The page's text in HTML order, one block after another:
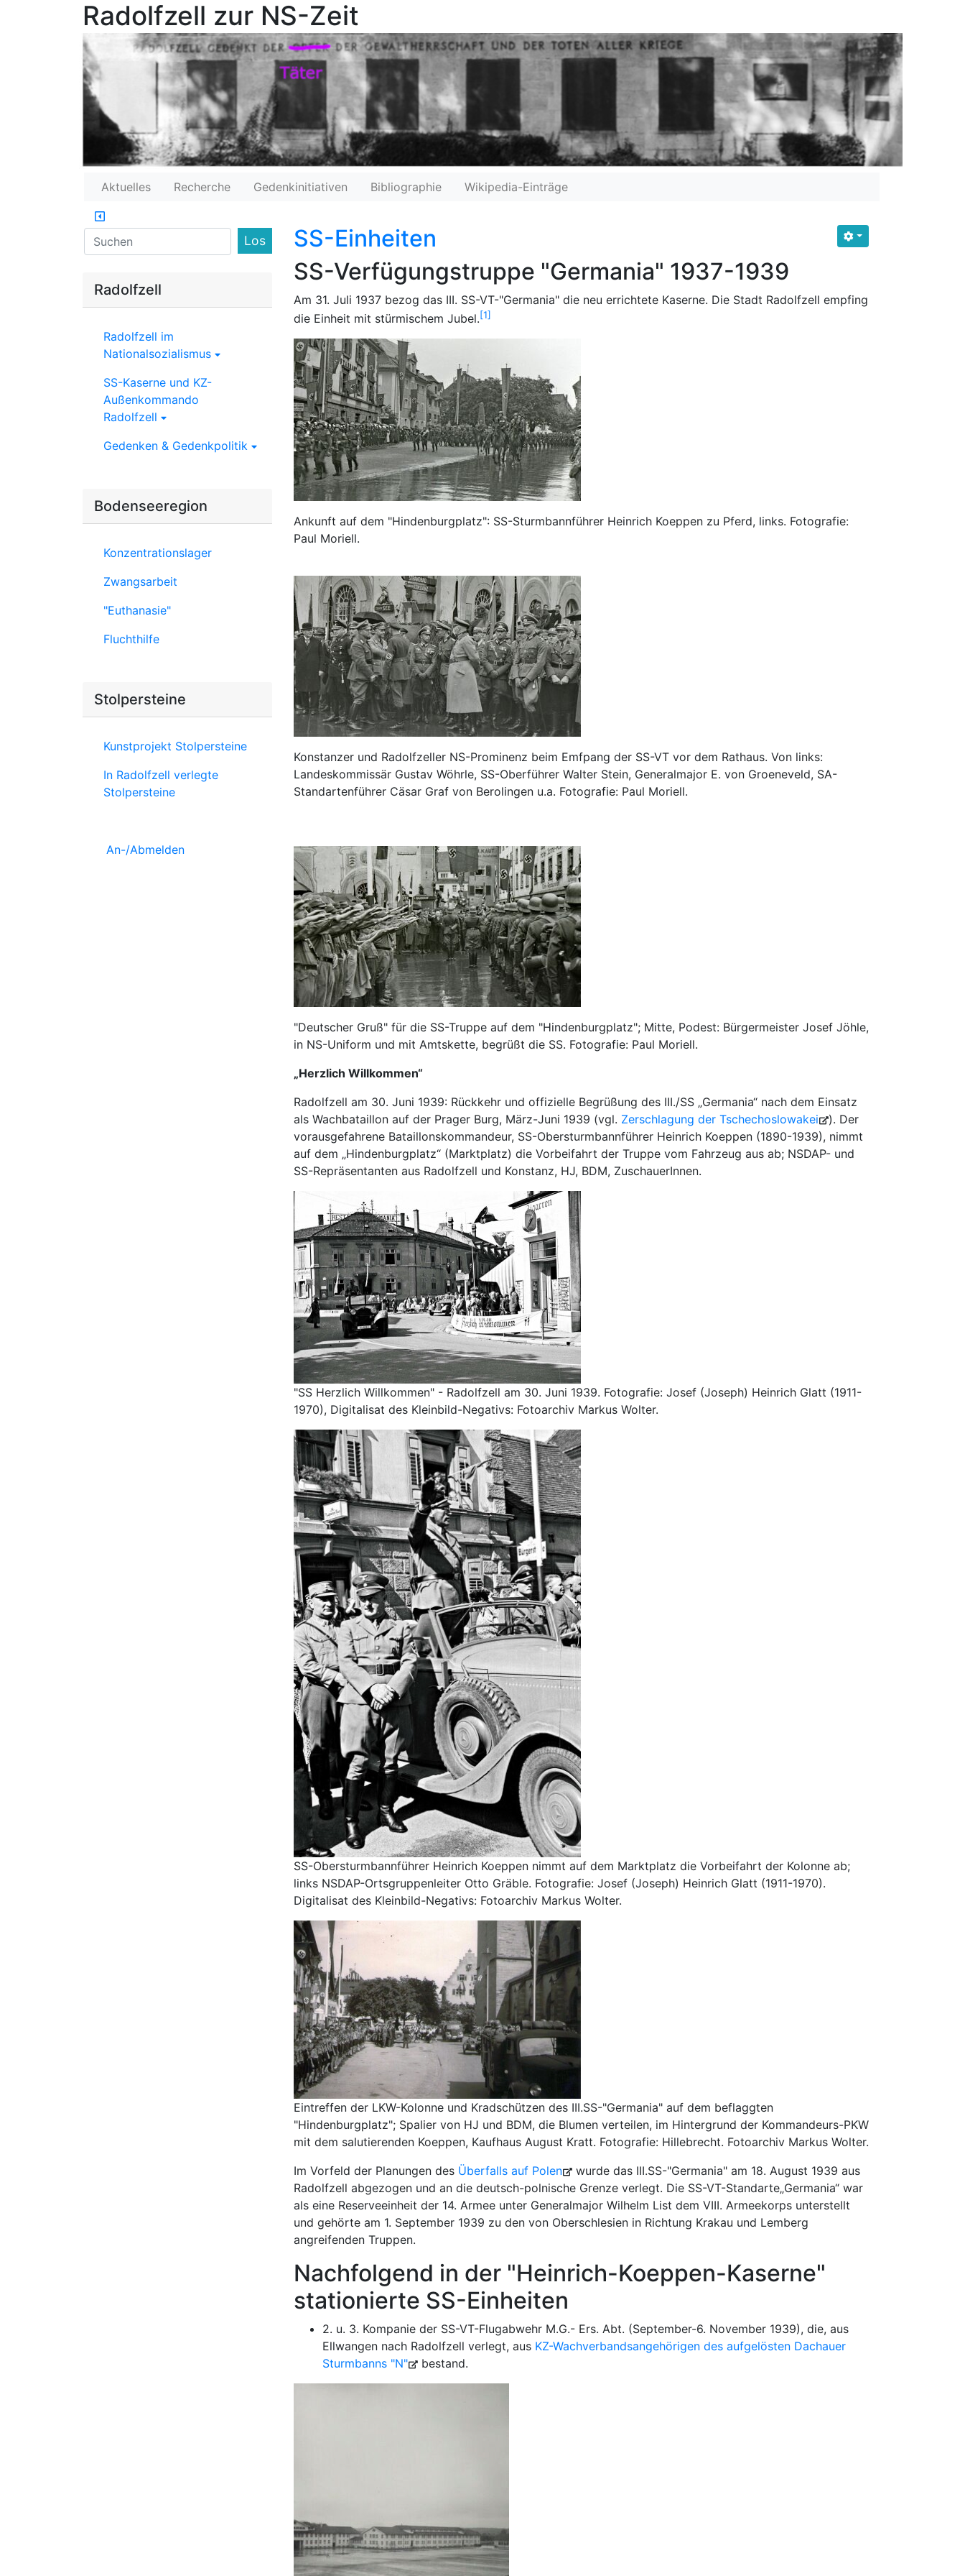
Radolfzell zur NS-Zeit
Aktuelles Recherche Gedenkinitiativen Bibliographie Wikipedia-Einträge
SS-Einheiten
SS-Verfügungstruppe "Germania" 1937-1939
Am 31. Juli 1937 bezog das III. SS-VT-"Germania" die neu errichtete Kaserne. Die Stadt Radolfzell empfing
die Einheit mit stürmischem Jubel. 1
Ankunft auf dem "Hindenburgplatz": SS-Sturmbannführer Heinrich Koeppen zu Pferd, links. Fotografie:
Paul Moriell.
Konstanzer und Radolfzeller NS-Prominenz beim Emfpang der SS-VT vor dem Rathaus. Von links:
Landeskommissär Gustav Wöhrle, SS-Oberführer Walter Stein, Generalmajor E. von Groeneveld, SA-
Standartenführer Cäsar Graf von Berolingen u.a. Fotografie: Paul Moriell.
"Deutscher Gruß" für die SS-Truppe auf dem "Hindenburgplatz"; Mitte, Podest: Bürgermeister Josef Jöhle,
in NS-Uniform und mit Amtskette, begrüßt die SS. Fotografie: Paul Moriell.
„Herzlich Willkommen“
Radolfzell am 30. Juni 1939: Rückkehr und offizielle Begrüßung des III./SS „Germania“ nach dem Einsatz
als Wachbataillon auf der Prager Burg, März-Juni 1939 (vgl. Zerschlagung der Tschechoslowakei
). Der
vorausgefahrene Bataillonskommandeur, SS-Obersturmbannführer Heinrich Koeppen (1890-1939), nimmt
auf dem „Hindenburgplatz“ (Marktplatz) die Vorbeifahrt der Truppe vom Fahrzeug aus ab; NSDAP- und
SS-Repräsentanten aus Radolfzell und Konstanz, HJ, BDM, ZuschauerInnen.
"SS Herzlich Willkommen" - Radolfzell am 30. Juni 1939. Fotografie: Josef (Joseph) Heinrich Glatt (1911-
1970), Digitalisat des Kleinbild-Negativs: Fotoarchiv Markus Wolter.
SS-Obersturmbannführer Heinrich Koeppen nimmt auf dem Marktplatz die Vorbeifahrt der Kolonne ab;
links NSDAP-Ortsgruppenleiter Otto Gräble. Fotografie: Josef (Joseph) Heinrich Glatt (1911-1970).
Digitalisat des Kleinbild-Negativs: Fotoarchiv Markus Wolter.
Eintreffen der LKW-Kolonne und Kradschützen des III.SS-"Germania" auf dem beflaggten
"Hindenburgplatz"; Spalier von HJ und BDM, die Blumen verteilen, im Hintergrund der Kommandeurs-PKW
mit dem salutierenden Koeppen, Kaufhaus August Kratt. Fotografie: Hillebrecht. Fotoarchiv Markus Wolter.
Im Vorfeld der Planungen des Überfalls auf Polen
wurde das III.SS-"Germania" am 18. August 1939 aus
Radolfzell abgezogen und an die deutsch-polnische Grenze verlegt. Die SS-VT-Standarte„Germania“ war
als eine Reserveeinheit der 14. Armee unter Generalmajor Wilhelm List dem VIII. Armeekorps unterstellt
und gehörte am 1. September 1939 zu den von Oberschlesien in Richtung Krakau und Lemberg
angreifenden Truppen.
Nachfolgend in der "Heinrich-Koeppen-Kaserne"
stationierte SS-Einheiten
2. u. 3. Kompanie der SS-VT-Flugabwehr M.G.- Ers. Abt. (September-6. November 1939), die, aus
Ellwangen nach Radolfzell verlegt, aus KZ-Wachverbandsangehörigen des aufgelösten Dachauer
Sturmbanns "N"
bestand.
Find
Radolfzell
Radolfzell im
Nationalsozialismus
SS-Kaserne und KZ-
Außenkommando
Radolfzell
Gedenken & Gedenkpolitik
Bodenseeregion
Konzentrationslager
Zwangsarbeit
"Euthanasie"
Fluchthilfe
Stolpersteine
Kunstprojekt Stolpersteine
In Radolfzell verlegte
Stolpersteine
An-/Abmelden